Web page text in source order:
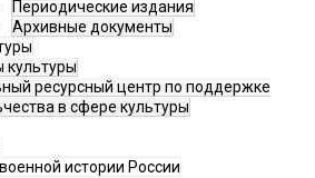
Периодические издания
Архивные документы
культуры
ресурсный центр по поддержке
в сфере культуры
истории России